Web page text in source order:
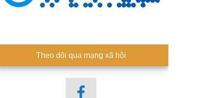
Theo dõi qua mạng xã hội